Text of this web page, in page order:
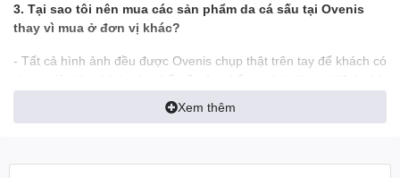
3. Tại sao tôi nên mua các sản phẩm da cá sấu tại Ovenis
thay vì mua ở đơn vị khác?
- Tất cả hình ảnh đều được Ovenis chụp thật trên tay để khách có
được cái nhìn chính xác nhất về sản phẩm, tránh làm sai lệch tính
- Mua rồi vẫn đổi trả miễn phí
Xem thêm